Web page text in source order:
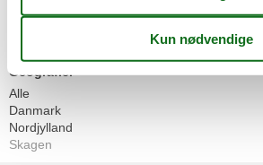
Alle
Geografier
Alle
Danmark
Nordjylland
Skagen